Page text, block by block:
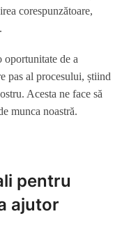
corespunzătoare,
oportunitate de a
pas al procesului, știind
Acesta ne face să
munca noastră.
pentru
ajutor